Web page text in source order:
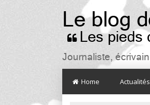
Le blog
 Les pieds
Journaliste,
Home Actualités